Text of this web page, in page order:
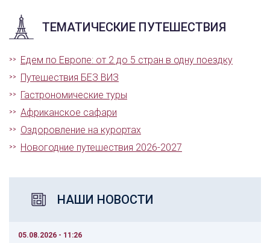
ТЕМАТИЧЕСКИЕ ПУТЕШЕСТВИЯ
Едем по Европе: от 2 до 5 стран в одну поездку
Путешествия БЕЗ ВИЗ
Гастрономические туры
Африканское сафари
Оздоровление на курортах
Новогодние путешествия 2026-2027
НАШИ НОВОСТИ
05.08.2026 - 11:26